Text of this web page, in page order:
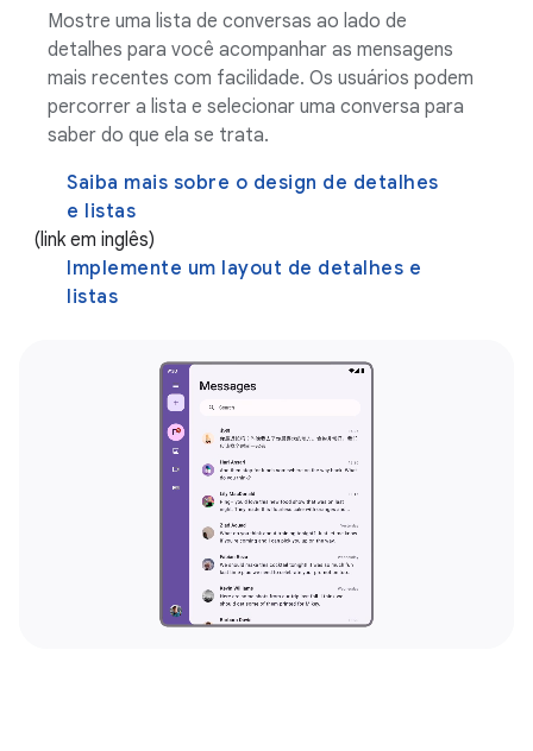
Mostre uma lista de conversas ao lado de
detalhes para você acompanhar as mensagens
mais recentes com facilidade. Os usuários podem
percorrer a lista e selecionar uma conversa para
saber do que ela se trata.
Saiba mais sobre o design de detalhes
e listas
(link em inglês)
Implemente um layout de detalhes e
listas